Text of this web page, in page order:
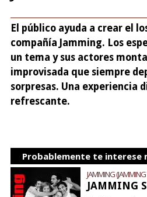
El público ayuda a crear el
compañía Jamming. Los
un tema y sus actores
improvisada que siempre
sorpresas. Una experiencia
refrescante.
Probablemente te interese
JAMMING (JAMMING
JAMMING